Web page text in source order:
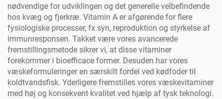
nødvendige for udviklingen og det generelle velbefindende
hos kvæg og fjerkræ. Vitamin A er afgørende for flere
fysiologiske processer, fx syn, reproduktion og styrkelse af
immunresponsen. Takket være vores avancerede
fremstillingsmetode sikrer vi, at disse vitaminer
forekommer i bioefficace former. Desuden har vores
væskeformuleringer en særskilt fordel ved kødfoder til
koldtvandsfisk. Yderligere fremstilles vores væskevitaminer
med høj og konsekvent kvalitet ved hjælp af tysk teknologi.